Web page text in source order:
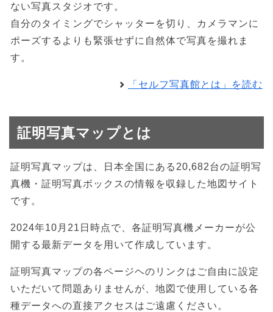
ない写真スタジオです。
自分のタイミングでシャッターを切り、カメラマンに
ポーズするよりも緊張せずに自然体で写真を撮れま
す。
「セルフ写真館とは」を読む
証明写真マップとは
証明写真マップは、日本全国にある20,682台の証明写
真機・証明写真ボックスの情報を収録した地図サイト
です。
2024年10月21日時点で、各証明写真機メーカーが公
開する最新データを用いて作成しています。
証明写真マップの各ページヘのリンクはご自由に設定
いただいて問題ありませんが、地図で使用している各
種データへの直接アクセスはご遠慮ください。